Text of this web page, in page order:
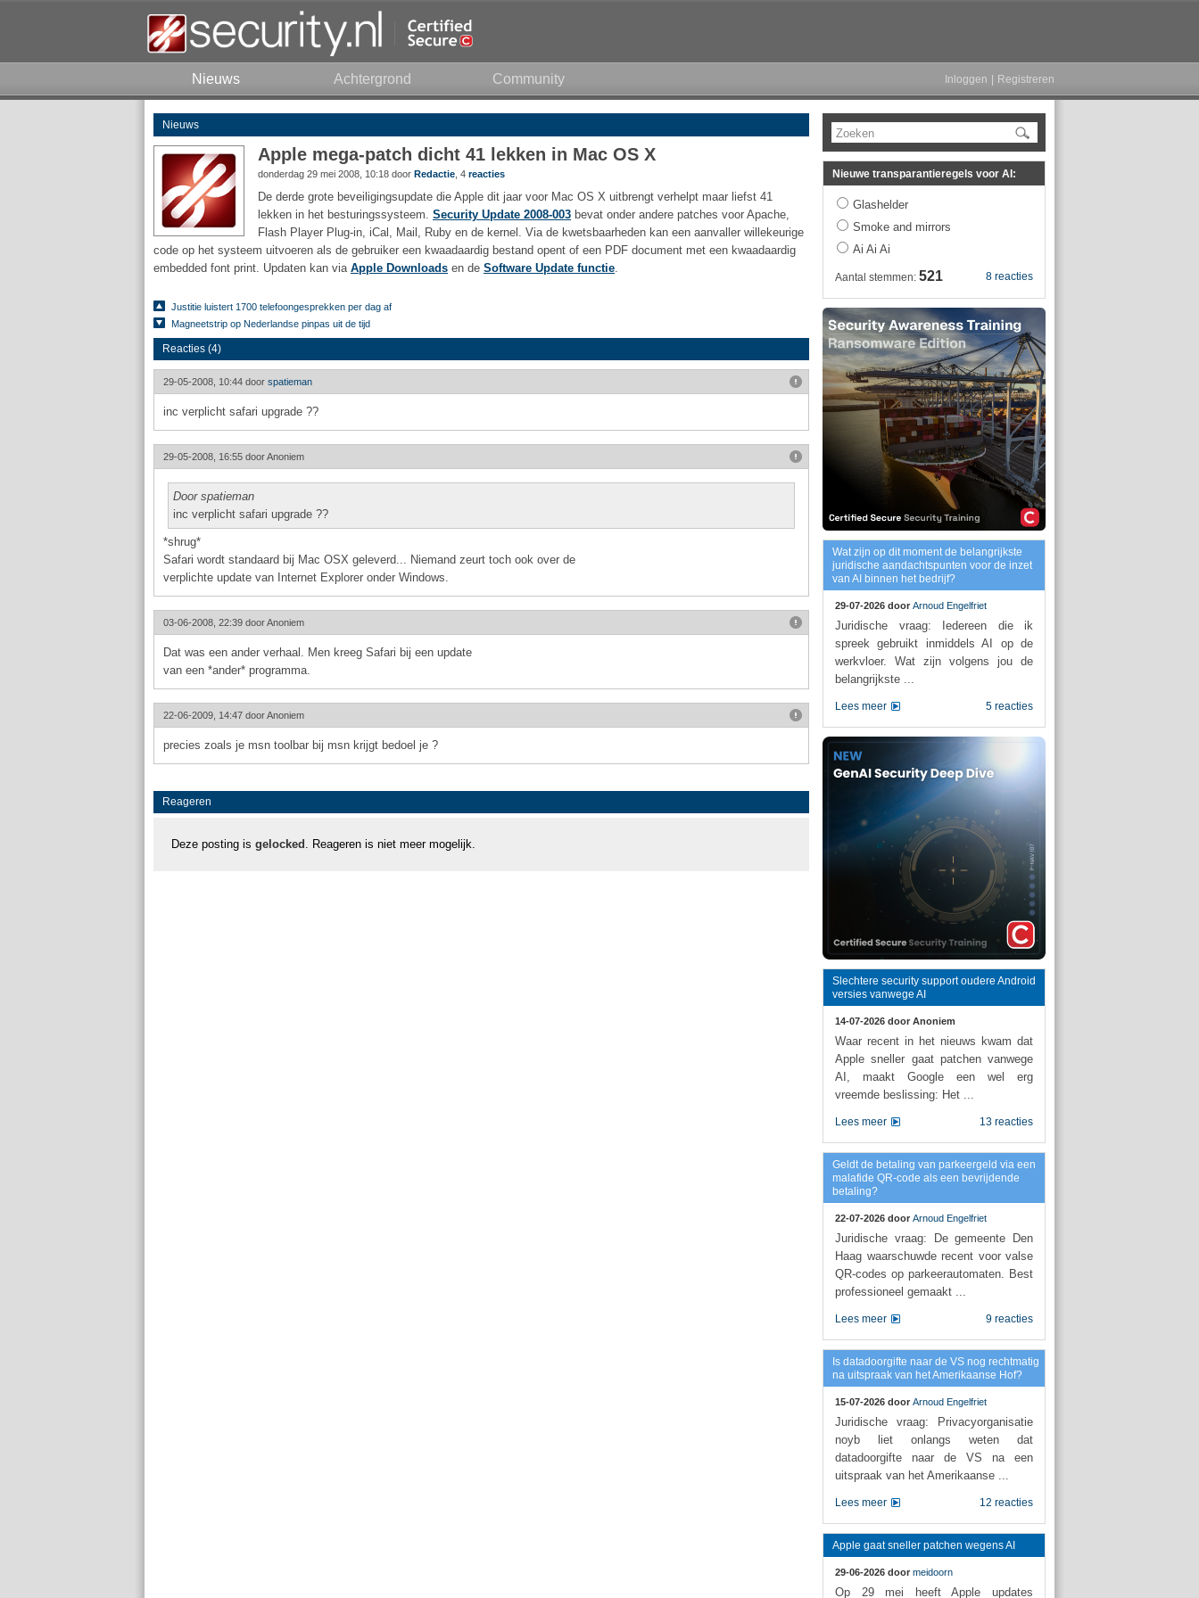
Nieuws Achtergrond Community Inloggen Registreren
Nieuws
Apple mega-patch dicht 41 lekken in Mac OS X
donderdag 29 mei 2008, 10:18 door Redactie , 4 reacties
De derde grote beveiligingsupdate die Apple dit jaar voor Mac OS X uitbrengt verhelpt maar liefst 41
lekken in het besturingssysteem. Security Update 2008-003 bevat onder andere patches voor Apache,
Flash Player Plug-in, iCal, Mail, Ruby en de kernel. Via de kwetsbaarheden kan een aanvaller willekeurige
code op het systeem uitvoeren als de gebruiker een kwaadaardig bestand opent of een PDF document met een kwaadaardig
embedded font print. Updaten kan via Apple Downloads en de Software Update functie.
Justitie luistert 1700 telefoongesprekken per dag af
Magneetstrip op Nederlandse pinpas uit de tijd
Reacties (4)
29-05-2008, 10:44 door spatieman
inc verplicht safari upgrade ??
29-05-2008, 16:55 doorAnoniem
Door spatieman
inc verplicht safari upgrade ??
*shrug*
Safari wordt standaard bij Mac OSX geleverd... Niemand zeurt toch ook over de
verplichte update van Internet Explorer onder Windows.
03-06-2008, 22:39 doorAnoniem
Dat was een ander verhaal. Men kreeg Safari bij een update
van een *ander* programma.
22-06-2009, 14:47 doorAnoniem
precies zoals je msn toolbar bij msn krijgt bedoel je ?
Reageren
Deze posting is gelocked . Reageren is niet meer mogelijk.
Zoeken
Nieuwe transparantieregels voor AI:
Glashelder
Smoke and mirrors
Ai Ai Ai
8 reacties
Aantal stemmen: 521
Wat zijn op dit moment de belangrijkste
juridische aandachtspunten voor de inzet
van AI binnen het bedrijf?
29-07-2026 door Arnoud Engelfriet
Juridische vraag: Iedereen die ik
spreek gebruikt inmiddels AI op de
werkvloer. Wat zijn volgens jou de
belangrijkste ...
5 reacties
Lees meer
Slechtere security support oudere Android
versies vanwege AI
14-07-2026 door Anoniem
Waar recent in het nieuws kwam dat
Apple sneller gaat patchen vanwege
AI, maakt Google een wel erg
vreemde beslissing: Het ...
13 reacties
Lees meer
Geldt de betaling van parkeergeld via een
malafide QR-code als een bevrijdende
betaling?
22-07-2026 door Arnoud Engelfriet
Juridische vraag: De gemeente Den
Haag waarschuwde recent voor valse
QR-codes op parkeerautomaten. Best
professioneel gemaakt ...
9 reacties
Lees meer
Is datadoorgifte naar de VS nog rechtmatig
na uitspraak van het Amerikaanse Hof?
15-07-2026 door Arnoud Engelfriet
Juridische vraag: Privacyorganisatie
noyb liet onlangs weten dat
datadoorgifte naar de VS na een
uitspraak van het Amerikaanse ...
12 reacties
Lees meer
Apple gaat sneller patchen wegens AI
29-06-2026 door meidoorn
Op 29 mei heeft Apple updates